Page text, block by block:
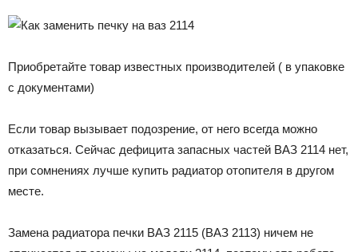
Приобретайте товар известных производителей ( в упаковке
с документами)
Если товар вызывает подозрение, от него всегда можно
отказаться. Сейчас дефицита запасных частей ВАЗ 2114 нет,
при сомнениях лучше купить радиатор отопителя в другом
месте.
Замена радиатора печки ВАЗ 2115 (ВАЗ 2113) ничем не